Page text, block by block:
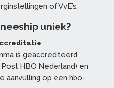
of VvE’s.
uniek?
is geaccrediteerd
Post HBO Nederland) en
aanvulling op een hbo-